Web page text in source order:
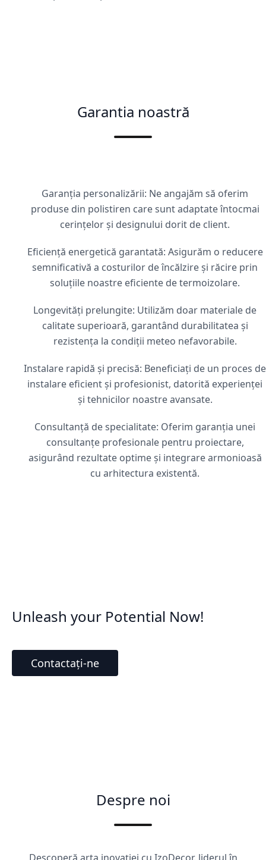
Garantia noastră
Garanția personalizării: Ne angajăm să oferim
produse din polistiren care sunt adaptate întocmai
cerințelor și designului dorit de client.
Eficiență energetică garantată: Asigurăm o reducere
semnificativă a costurilor de încălzire și răcire prin
soluțiile noastre eficiente de termoizolare.
Longevități prelungite: Utilizăm doar materiale de
calitate superioară, garantând durabilitatea și
rezistența la condiții meteo nefavorabile.
Instalare rapidă și precisă: Beneficiați de un proces de
instalare eficient și profesionist, datorită experienței
și tehnicilor noastre avansate.
Consultanță de specialitate: Oferim garanția unei
consultanțe profesionale pentru proiectare,
asigurând rezultate optime și integrare armonioasă
cu arhitectura existentă.
Unleash your Potential Now!
Contactați-ne
Despre noi